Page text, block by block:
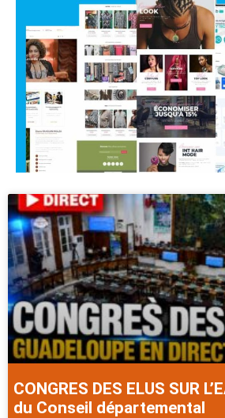
CONGRES DES ELUS SUR
du Conseil départemental